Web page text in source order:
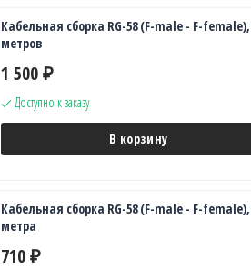
Кабельная сборка RG-58 (F-male - F-female),
метров
1 500 ₽
Доступно к заказу
В корзину
Кабельная сборка RG-58 (F-male - F-female),
метра
710 ₽